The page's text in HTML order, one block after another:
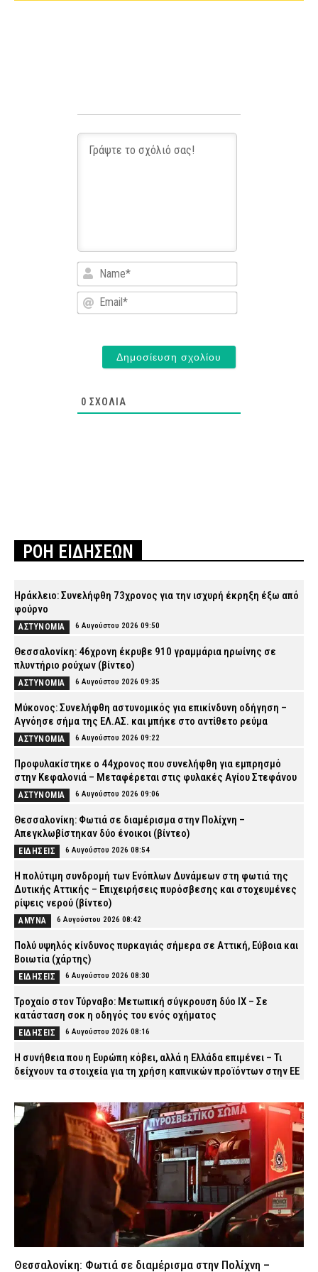
Name*
Email*
0 ΣΧΌΛΙΑ
ΡΟΗ ΕΙΔΗΣΕΩΝ
Ηράκλειο: Συνελήφθη 73χρονος για την ισχυρή έκρηξη έξω από
φούρνο
ΑΣΤΥΝΟΜΙΑ 6 Αυγούστου 2026 09:50
Θεσσαλονίκη: 46χρονη έκρυβε 910 γραμμάρια ηρωίνης σε
πλυντήριο ρούχων (βίντεο)
ΑΣΤΥΝΟΜΙΑ 6 Αυγούστου 2026 09:35
Μύκονος: Συνελήφθη αστυνομικός για επικίνδυνη οδήγηση –
Αγνόησε σήμα της ΕΛ.ΑΣ. και μπήκε στο αντίθετο ρεύμα
ΑΣΤΥΝΟΜΙΑ 6 Αυγούστου 2026 09:22
Προφυλακίστηκε ο 44χρονος που συνελήφθη για εμπρησμό
στην Κεφαλονιά – Μεταφέρεται στις φυλακές Αγίου Στεφάνου
ΑΣΤΥΝΟΜΙΑ 6 Αυγούστου 2026 09:06
Θεσσαλονίκη: Φωτιά σε διαμέρισμα στην Πολίχνη –
Απεγκλωβίστηκαν δύο ένοικοι (βίντεο)
ΕΙΔΗΣΕΙΣ 6 Αυγούστου 2026 08:54
H πολύτιμη συνδρομή των Ενόπλων Δυνάμεων στη φωτιά της
Δυτικής Αττικής – Επιχειρήσεις πυρόσβεσης και στοχευμένες
ρίψεις νερού (βίντεο)
ΑΜΥΝΑ 6 Αυγούστου 2026 08:42
Πολύ υψηλός κίνδυνος πυρκαγιάς σήμερα σε Αττική, Εύβοια και
Βοιωτία (χάρτης)
ΕΙΔΗΣΕΙΣ 6 Αυγούστου 2026 08:30
Τροχαίο στον Τύρναβο: Μετωπική σύγκρουση δύο ΙΧ – Σε
κατάσταση σοκ η οδηγός του ενός οχήματος
ΕΙΔΗΣΕΙΣ 6 Αυγούστου 2026 08:16
Η συνήθεια που η Ευρώπη κόβει, αλλά η Ελλάδα επιμένει – Τι
δείχνουν τα στοιχεία για τη χρήση καπνικών προϊόντων στην ΕΕ
ΔΥΠΑ: Άνοιξαν οι αιτήσεις για 8.000 νέες επιδοτούμενες θέσεις
εργασίας για ανέργους άνω των 55 ετών
6 Αυγούστου 2026 07:50
Κυψέλη: Απολογείται ο 26χρονος για τη δολοφονία της
38χρονης Βρετανίδας – Επιμένει ότι είναι αθώος
ΔΙΚΑΙΟΣΥΝΗ 6 Αυγούστου 2026 07:40
Εορτολόγιο: Ποιος γιορτάζει σήμερα Πέμπτη 6 Αυγούστου
6 Αυγούστου 2026 07:27
Ο «Μαύρος Χειμώνας» του Μαξίμου: Τα δικαστικά «αγκάθια» που
Θεσσαλονίκη: Φωτιά σε διαμέρισμα στην Πολίχνη –